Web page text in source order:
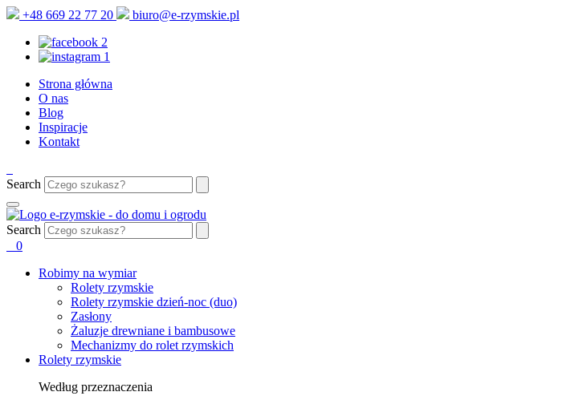
+48 669 22 77 20 biuro@e-rzymskie.pl
Strona główna
O nas
Blog
Inspiracje
Kontakt
Search
Search
0
Robimy na wymiar
Rolety rzymskie
Rolety rzymskie dzień-noc (duo)
Zasłony
Żaluzje drewniane i bambusowe
Mechanizmy do rolet rzymskich
Rolety rzymskie
Według przeznaczenia